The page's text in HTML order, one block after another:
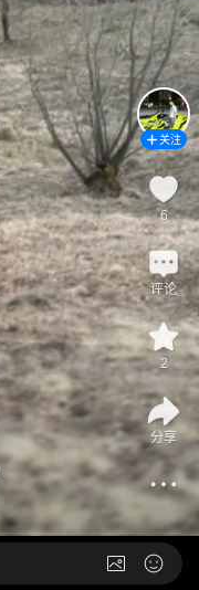
关注
6
评论
2
分享